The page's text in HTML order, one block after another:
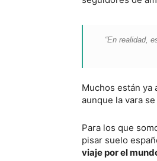
“En realidad,
Muchos están ya
aunque la vara
Para los que
pisar suelo
viaje por el